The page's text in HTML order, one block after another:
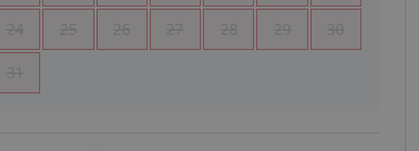
24 25 26 27 28 29 30
31